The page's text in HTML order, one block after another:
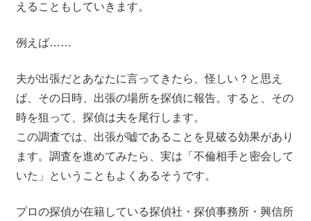
えることもしていきます。
例えば……
夫が出張だとあなたに言ってきたら、怪しい？と思え
ば、その日時、出張の場所を探偵に報告。すると、その
時を狙って、探偵は夫を尾行します。
この調査では、出張が嘘であることを見破る効果があり
ます。調査を進めてみたら、実は「不倫相手と密会して
いた」ということもよくあるそうです。
プロの探偵が在籍している探偵社・探偵事務所・興信所